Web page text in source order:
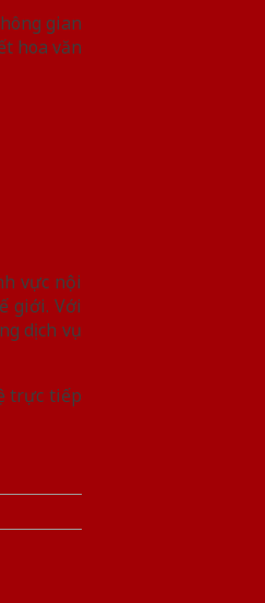
gian
hoa văn
vực nội
giới. Với
dịch vụ
trực tiếp